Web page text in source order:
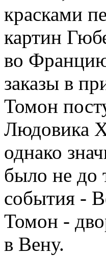
красками
картин
во
заказы в
Томон
Людовика
однако
было не до
события -
Томон -
в Вену.